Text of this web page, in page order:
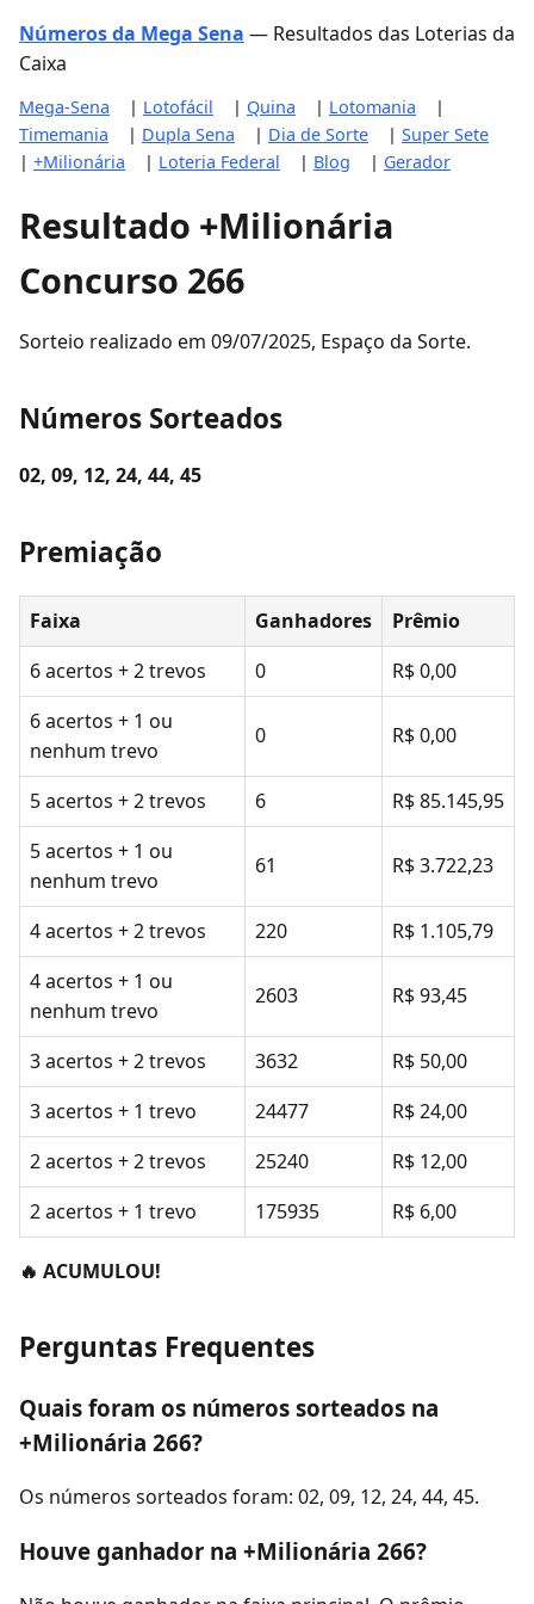
Números da Mega Sena — Resultados das Loterias da
Caixa
Mega-Sena | Lotofácil | Quina | Lotomania
|
Timemania
| Dupla Sena | Dia de Sorte | Super Sete
| +Milionária | Loteria Federal | Blog | Gerador
Resultado +Milionária
Concurso 266
Sorteio realizado em 09/07/2025, Espaço da Sorte.
Números Sorteados
02, 09, 12, 24, 44, 45
Premiação
Faixa Ganhadores
Prêmio
6 acertos + 2 trevos
0
R$ 0,00
6 acertos + 1 ou
nenhum trevo
0 R$ 0,00
5 acertos + 2 trevos 6
R$ 85.145,95
5 acertos + 1 ou
nenhum trevo
61 R$ 3.722,23
4 acertos + 2 trevos 220
R$ 1.105,79
4 acertos + 1 ou
nenhum trevo
2603 R$ 93,45
3 acertos + 2 trevos 3632
R$ 50,00
3 acertos + 1 trevo
24477
R$ 24,00
2 acertos + 2 trevos
25240
R$ 12,00
2 acertos + 1 trevo
175935 R$ 6,00
🔥 ACUMULOU!
Perguntas Frequentes
Quais foram os números sorteados na
+Milionária 266?
Os números sorteados foram: 02, 09, 12, 24, 44, 45.
Houve ganhador na +Milionária 266?